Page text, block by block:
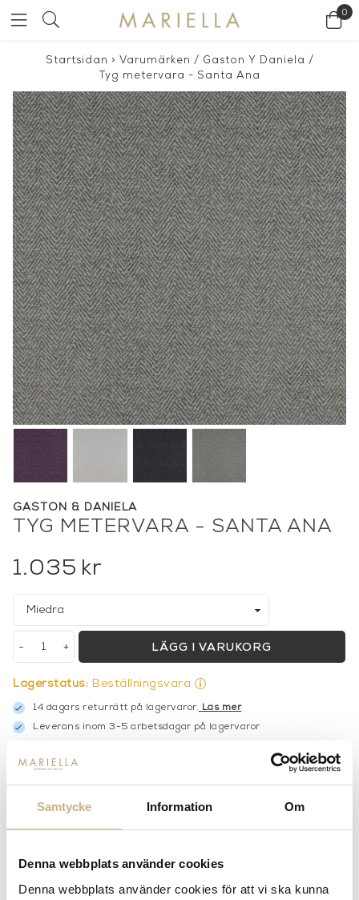
Samtycke Information Om
Denna webbplats använder cookies
Denna webbplats använder cookies för att vi ska kunna
0
Startsidan > Varumärken / Gaston Y Daniela /
Tyg metervara - Santa Ana
GASTON & DANIELA
TYG METERVARA - SANTA ANA
1.035 kr
+
- LÄGG I VARUKORG
Lagerstatus: Beställningsvara
14 dagars returrätt på lagervaror. Läs mer
Leverans inom 3-5 arbetsdagar på lagervaror
nyhetsbrev